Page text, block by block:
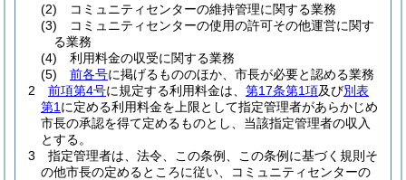
(2)
コミュニティセンターの維持管理に関する業務
(3)
コミュニティセンターの使用の許可その他運営に関す
る業務
(4)
利用料金の収受に関する業務
(5)
前各号に掲げるもののほか、市長が必要と認める業務
2
前項第4号に規定する利用料金は、 第17条第1項及び別表
第1 に定める利用料金を上限として指定管理者があらかじめ
市長の承認を得て定めるものとし、当該指定管理者の収入
とする。
3
指定管理者は、法令、この条例、この条例に基づく規則そ
の他市長の定めるところに従い、コミュニティセンターの